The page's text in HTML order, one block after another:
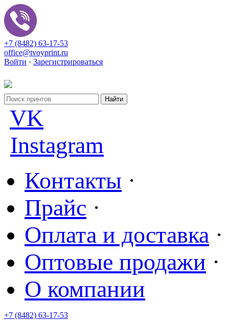
+7 (8482) 63-17-53
office@tvoyprint.ru
Войти · Зарегистрироваться
VK
Instagram
Контакты ·
Прайс ·
Оплата и доставка ·
Оптовые продажи ·
О компании
+7 (8482) 63-17-53